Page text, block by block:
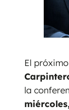
El
la